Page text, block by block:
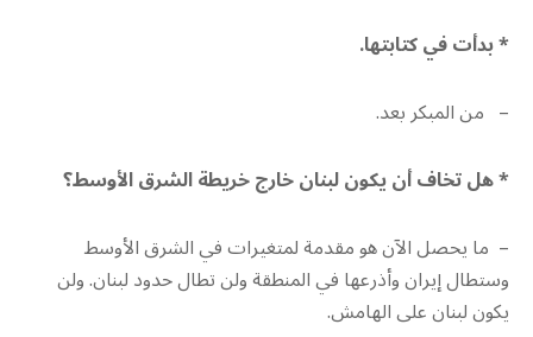
* بدأت في كتابتها.
– من المبكر بعد.
* هل تخاف أن يكون لبنان خارج خريطة الشرق الأوسط؟
– ما يحصل الآن هو مقدمة لمتغيرات في الشرق الأوسط
وستطال إيران وأذرعها في المنطقة ولن تطال حدود لبنان. ولن
يكون لبنان على الهامش.